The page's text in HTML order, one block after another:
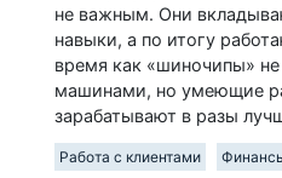
не важным. Они
навыки, а по итогу
время как «шиночипы»
машинами, но умеющие
зарабатывают в разы
Работа с клиентами